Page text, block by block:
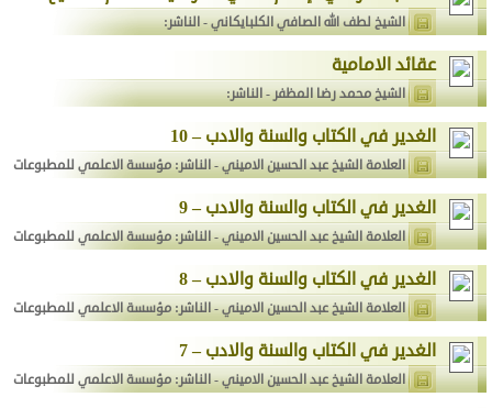
الشيخ لطف الله الصافي الكلبايكاني- الناشر:
عقائد الامامية
الشيخ محمد رضا المظفر- الناشر:
الغدير في الكتاب والسنة والادب – 10
العلامة الشيخ عبد الحسين الاميني- الناشر: مؤسسة الاعلمي للمطبوعات
الغدير في الكتاب والسنة والادب – 9
العلامة الشيخ عبد الحسين الاميني- الناشر: مؤسسة الاعلمي للمطبوعات
الغدير في الكتاب والسنة والادب – 8
العلامة الشيخ عبد الحسين الاميني- الناشر: مؤسسة الاعلمي للمطبوعات
الغدير في الكتاب والسنة والادب – 7
العلامة الشيخ عبد الحسين الاميني- الناشر: مؤسسة الاعلمي للمطبوعات